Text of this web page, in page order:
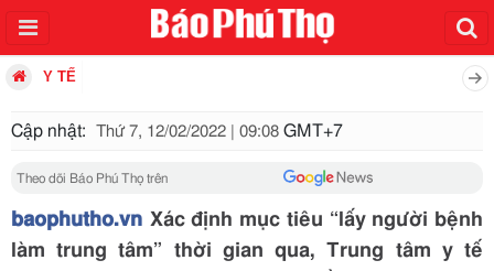
Y TẾ
Cập nhật: Thứ 7, 12/02/2022 | 09:08 GMT+7
Theo dõi Báo Phú Thọ trên
baophutho.vn Xác định mục tiêu “lấy người bệnh
làm trung tâm” thời gian qua, Trung tâm y tế